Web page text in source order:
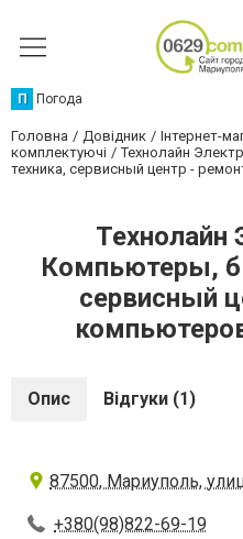
П Погода
Головна Довідник Інтернет-
комплектуючі
Технолайн
техника, сервисный центр -
Технолайн
Компьютеры,
сервисный
Опис Відгуки (1)
87500, Мариуполь,
+380(98)822-69-19